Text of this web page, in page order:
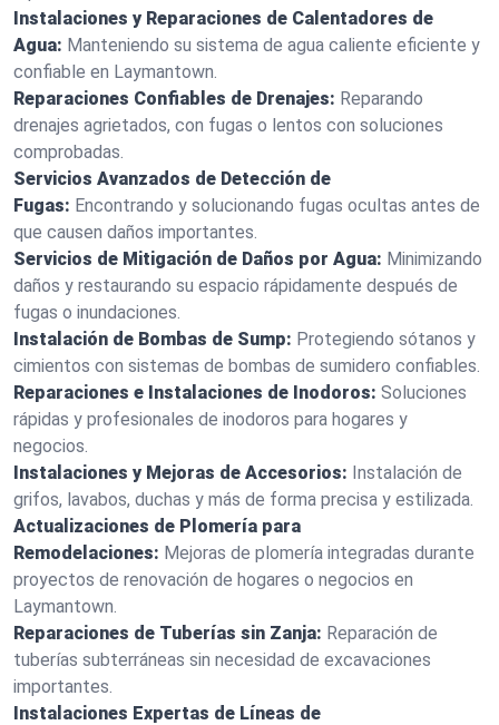
Instalaciones y Reparaciones de Calentadores de
Agua: Manteniendo su sistema de agua caliente eficiente y
confiable en Laymantown.
Reparaciones Confiables de Drenajes: Reparando
drenajes agrietados, con fugas o lentos con soluciones
comprobadas.
Servicios Avanzados de Detección de
Fugas: Encontrando y solucionando fugas ocultas antes de
que causen daños importantes.
Servicios de Mitigación de Daños por Agua: Minimizando
daños y restaurando su espacio rápidamente después de
fugas o inundaciones.
Instalación de Bombas de Sump: Protegiendo sótanos y
cimientos con sistemas de bombas de sumidero confiables.
Reparaciones e Instalaciones de Inodoros: Soluciones
rápidas y profesionales de inodoros para hogares y
negocios.
Instalaciones y Mejoras de Accesorios: Instalación de
grifos, lavabos, duchas y más de forma precisa y estilizada.
Actualizaciones de Plomería para
Remodelaciones: Mejoras de plomería integradas durante
proyectos de renovación de hogares o negocios en
Laymantown.
Reparaciones de Tuberías sin Zanja: Reparación de
tuberías subterráneas sin necesidad de excavaciones
importantes.
Instalaciones Expertas de Líneas de